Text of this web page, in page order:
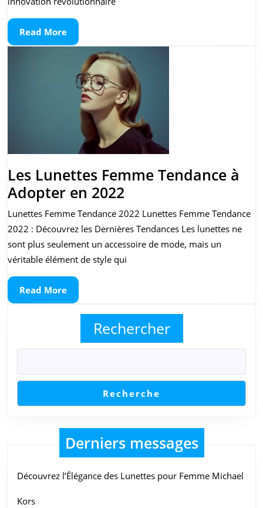
Read MoreRead
More
Les Lunettes Femme Tendance à
Adopter en 2022Les
Lunettes
Femme
Tendance
à
2022
Lunettes Femme Tendance 2022 Lunettes Femme Tendance
2022 : Découvrez les Dernières Tendances Les lunettes ne
sont plus seulement un accessoire de mode, mais un
véritable élément de style qui
Read MoreRead
More
Rechercher
Recherche
Derniers messages
Découvrez l’Élégance des Lunettes pour Femme Michael
Kors